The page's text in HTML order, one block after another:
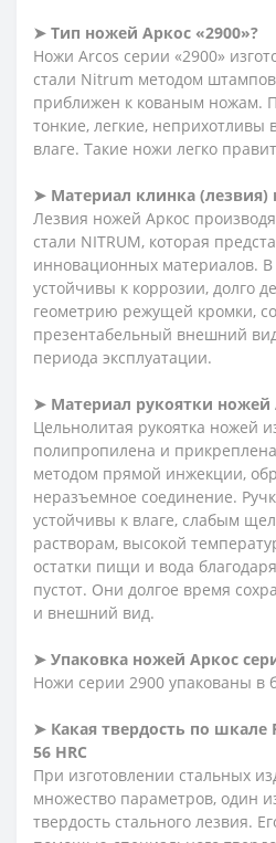
➤ Тип ножей Аркос «2900»?
Ножи Arcos серии «2900»
стали Nitrum методом
приближен к кованым ножам.
тонкие, легкие, неприхотливы
влаге. Такие ножи легко
➤ Материал клинка (лезвия)
Лезвия ножей Аркос
стали NITRUM, которая
инновационных материалов. В
устойчивы к коррозии, долго
геометрию режущей кромки,
презентабельный внешний
периода эксплуатации.
➤ Материал рукоятки ножей
Цельнолитая рукоятка ножей
полипропилена и
методом прямой инжекции,
неразъемное соединение.
устойчивы к влаге, слабым
растворам, высокой
остатки пищи и вода
пустот. Они долгое время
и внешний вид.
➤ Упаковка ножей Аркос
Ножи серии 2900 упакованы в
➤ Какая твердость по шкале
56 HRC
При изготовлении стальных
множество параметров, один
твердость стального лезвия.